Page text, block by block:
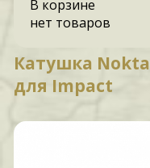
В корзине
нет товаров
Катушка
для Impact